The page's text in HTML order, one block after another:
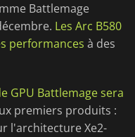
Battlemage
Les Arc B580
performances à des
GPU Battlemage sera
premiers produits :
l'architecture Xe2-